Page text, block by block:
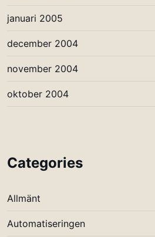
januari 2005
december 2004
november 2004
oktober 2004
Categories
Allmänt
Automatiseringen